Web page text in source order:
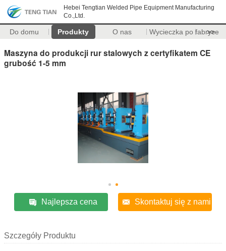
Hebei Tengtian Welded Pipe Equipment Manufacturing
Co.,Ltd.
Do domu Produkty O nas Wycieczka po fabryce
>>
Maszyna do produkcji rur stalowych z certyfikatem CE
grubość 1-5 mm
Najlepsza cena Skontaktuj się z nami
Szczegóły Produktu